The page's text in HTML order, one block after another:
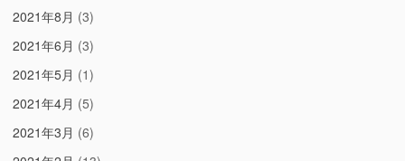
2021年8月 (3)
2021年6月 (3)
2021年5月 (1)
2021年4月 (5)
2021年3月 (6)